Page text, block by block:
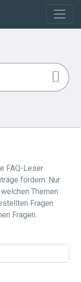
FAQ-Leser
fördern. Nur
Themen
Fragen
Fragen.